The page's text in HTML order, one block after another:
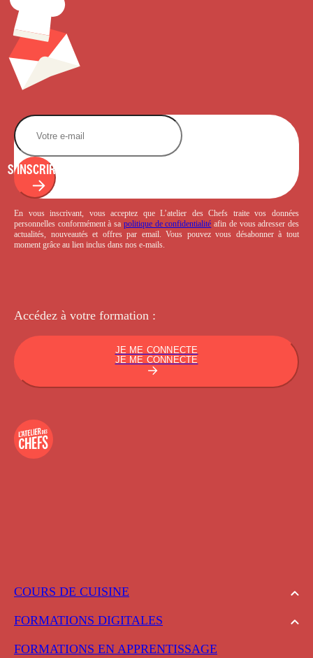
COURS DE CUISINE
FORMATIONS DIGITALES
FORMATIONS EN APPRENTISSAGE
S'INSCRIRE
En vous inscrivant, vous acceptez que L’atelier des Chefs traite vos données
personnelles conformément à sa politique de confidentialité afin de vous adresser des
actualités, nouveautés et offres par email. Vous pouvez vous désabonner à tout
moment grâce au lien inclus dans nos e-mails.
Accédez à votre formation :
JE ME CONNECTE
JE ME CONNECTE